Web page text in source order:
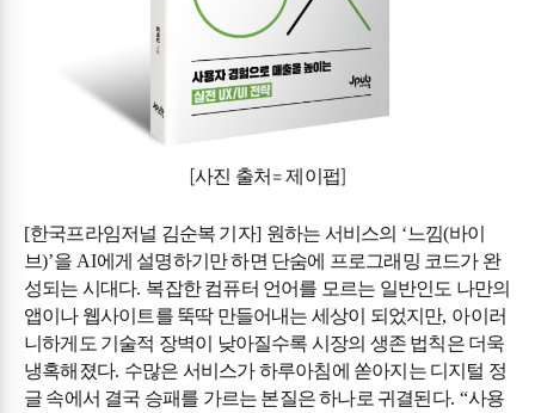
[사진 출처= 제이펍]
[한국프라임저널 김순복 기자] 원하는 서비스의 ‘ 느낌(바이
브)’을 AI에게 설명하기만 하면 단숨에 프로그래밍 코드가 완
성되는 시대다. 복잡한 컴퓨터 언어를 모르는 일반인도 나만의
앱이나 웹사이트를 뚝딱 만들어내는 세상이 되었지만, 아이러
니하게도 기술적 장벽이 낮아질수록 시장의 생존 법칙은 더욱
냉혹해졌다. 수많은 서비스가 하루아침에 쏟아지는 디지털 정
글 속에서 결국 승패를 가르는 본질은 하나로 귀결된다. “사용